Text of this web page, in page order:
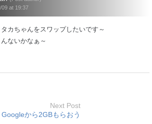
09 at 19:37
カちゃんをスワップしたいです～
ないかなぁ～
Next Post
Googleから2GBもらおう